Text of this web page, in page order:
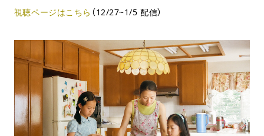
視聴ページはこちら （12/27~1/5 配信）